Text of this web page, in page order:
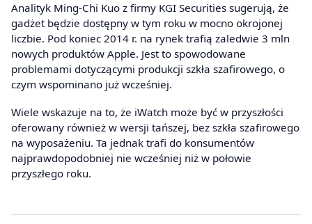
Analityk Ming-Chi Kuo z firmy KGI Securities sugerują, że
gadżet będzie dostępny w tym roku w mocno okrojonej
liczbie. Pod koniec 2014 r. na rynek trafią zaledwie 3 mln
nowych produktów Apple. Jest to spowodowane
problemami dotyczącymi produkcji szkła szafirowego, o
czym wspominano już wcześniej.
Wiele wskazuje na to, że iWatch może być w przyszłości
oferowany również w wersji tańszej, bez szkła szafirowego
na wyposażeniu. Ta jednak trafi do konsumentów
najprawdopodobniej nie wcześniej niż w połowie
przyszłego roku.